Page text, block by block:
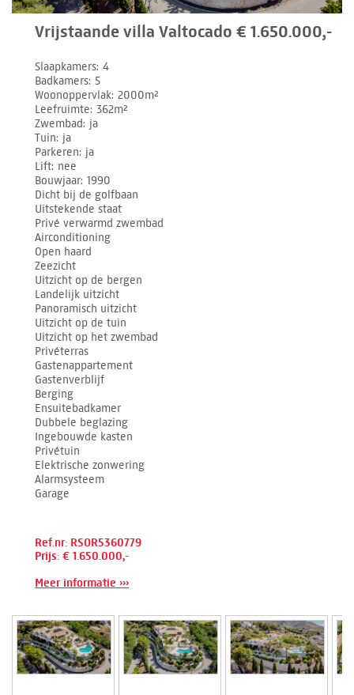
Vrijstaande villa Valtocado € 1.650.000,-
Slaapkamers 4
Badkamers 5
Woonoppervlak 2000m²
Leefruimte 362m²
Zwembad ja
Tuin ja
Parkeren ja
Lift nee
Bouwjaar 1990
Dicht bij de golfbaan
Uitstekende staat
Privé verwarmd zwembad
Airconditioning
Open haard
Zeezicht
Uitzicht op de bergen
Landelijk uitzicht
Panoramisch uitzicht
Uitzicht op de tuin
Uitzicht op het zwembad
Privéterras
Gastenappartement
Gastenverblijf
Berging
Ensuitebadkamer
Dubbele beglazing
Ingebouwde kasten
Privétuin
Elektrische zonwering
Alarmsysteem
Garage
Ref.nr: RSOR5360779
Prijs: € 1.650.000,-
Meer informatie ›››